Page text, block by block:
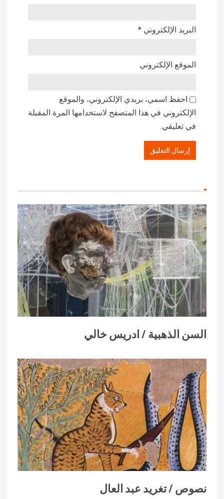
البريد الإلكتروني *
الموقع الإلكتروني
احفظ اسمي، بريدي الإلكتروني، والموقع
الإلكتروني في هذا المتصفح لاستخدامها المرة المقبلة
في تعليقي.
السن الذهبية / ادريس خالي
نصوص / تغريد عبد العال